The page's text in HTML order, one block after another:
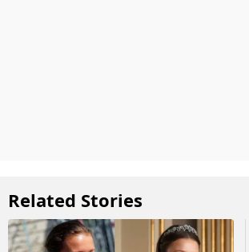
Related Stories